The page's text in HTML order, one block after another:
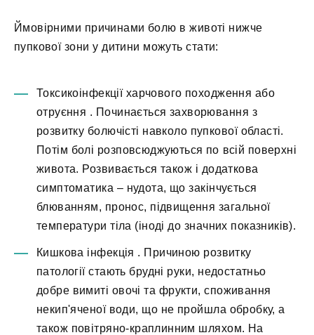
Ймовірними причинами болю в животі нижче
пупкової зони у дитини можуть стати:
Токсикоінфекції харчового походження або
отруєння . Починається захворювання з
розвитку болючісті навколо пупкової області.
Потім болі розповсюджуються по всій поверхні
живота. Розвивається також і додаткова
симптоматика – нудота, що закінчується
блюванням, пронос, підвищення загальної
температури тіла (іноді до значних показників).
Кишкова інфекція . Причиною розвитку
патології стають брудні руки, недостатньо
добре вимиті овочі та фрукти, споживання
некип'яченої води, що не пройшла обробку, а
також повітряно-краплинним шляхом. На